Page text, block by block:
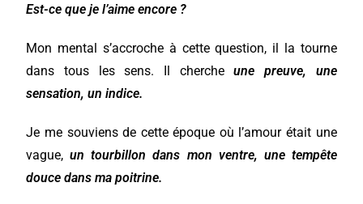
Est-ce que je l’aime encore ?
Mon mental s’accroche à cette question, il la tourne
dans tous les sens. Il chercheune preuve, une
sensation, un indice.
Je me souviens de cette époque où l’amour était une
vague,un tourbillon dans mon ventre, une tempête
douce dans ma poitrine.